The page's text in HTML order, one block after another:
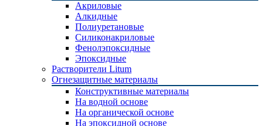
Акриловые
Алкидные
Полиуретановые
Силиконакриловые
Фенолэпоксидные
Эпоксидные
Растворители Litum
Огнезащитные материалы
Конструктивные материалы
На водной основе
На органической основе
На эпоксидной основе